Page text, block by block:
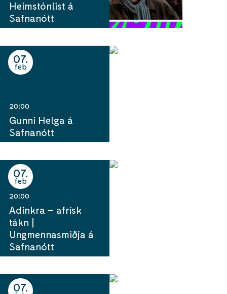
Heimstónlist á
Safnanótt
07
feb
20:00
Gunni Helga á
Safnanótt
07
feb
20:00
Adinkra – afrísk
tákn |
Ungmennasmiðja á
Safnanótt
07